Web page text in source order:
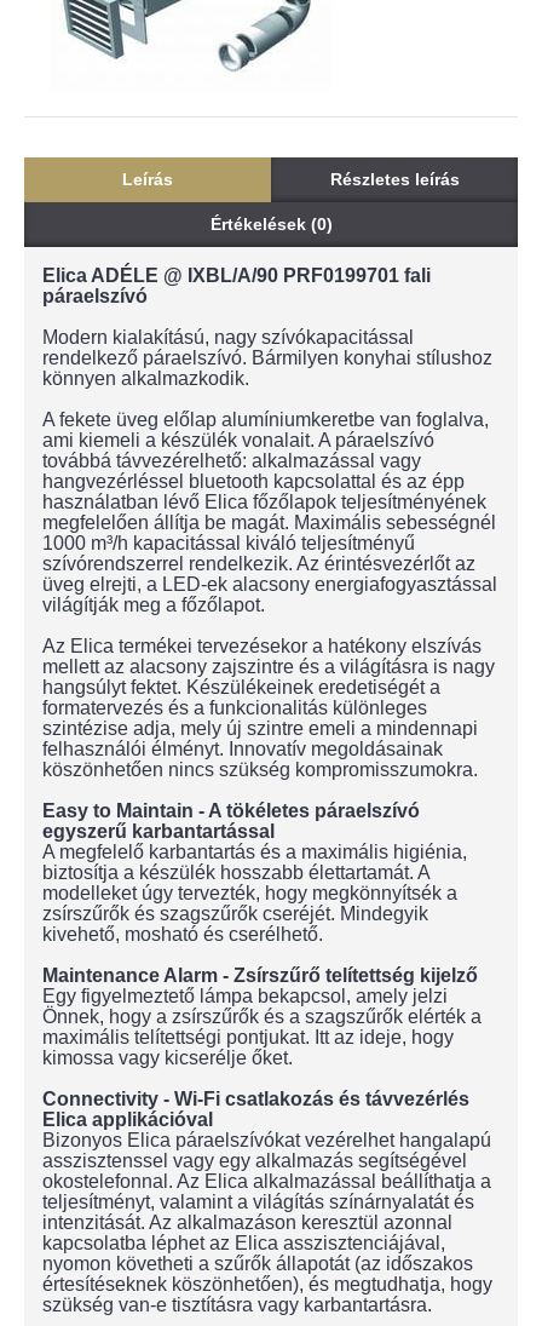
Leírás Részletes leírás
Értékelések (0)
Elica ADÉLE @ IXBL/A/90 PRF0199701 fali
páraelszívó
Modern kialakítású, nagy szívókapacitással
rendelkező páraelszívó. Bármilyen konyhai stílushoz
könnyen alkalmazkodik.
A fekete üveg előlap alumíniumkeretbe van foglalva,
ami kiemeli a készülék vonalait. A páraelszívó
továbbá távvezérelhető: alkalmazással vagy
hangvezérléssel bluetooth kapcsolattal és az épp
használatban lévő Elica főzőlapok teljesítményének
megfelelően állítja be magát. Maximális sebességnél
1000 m³/h kapacitással kiváló teljesítményű
szívórendszerrel rendelkezik. Az érintésvezérlőt az
üveg elrejti, a LED-ek alacsony energiafogyasztással
világítják meg a főzőlapot.
Az Elica termékei tervezésekor a hatékony elszívás
mellett az alacsony zajszintre és a világításra is nagy
hangsúlyt fektet. Készülékeinek eredetiségét a
formatervezés és a funkcionalitás különleges
szintézise adja, mely új szintre emeli a mindennapi
felhasználói élményt. Innovatív megoldásainak
köszönhetően nincs szükség kompromisszumokra.
Easy to Maintain - A tökéletes páraelszívó
egyszerű karbantartással
A megfelelő karbantartás és a maximális higiénia,
biztosítja a készülék hosszabb élettartamát. A
modelleket úgy tervezték, hogy megkönnyítsék a
zsírszűrők és szagszűrők cseréjét. Mindegyik
kivehető, mosható és cserélhető.
Maintenance Alarm - Zsírszűrő telítettség kijelző
Egy figyelmeztető lámpa bekapcsol, amely jelzi
Önnek, hogy a zsírszűrők és a szagszűrők elérték a
maximális telítettségi pontjukat. Itt az ideje, hogy
kimossa vagy kicserélje őket.
Connectivity - Wi-Fi csatlakozás és távvezérlés
Elica applikációval
Bizonyos Elica páraelszívókat vezérelhet hangalapú
asszisztenssel vagy egy alkalmazás segítségével
okostelefonnal. Az Elica alkalmazással beállíthatja a
teljesítményt, valamint a világítás színárnyalatát és
intenzitását. Az alkalmazáson keresztül azonnal
kapcsolatba léphet az Elica asszisztenciájával,
nyomon követheti a szűrők állapotát (az időszakos
értesítéseknek köszönhetően), és megtudhatja, hogy
szükség van-e tisztításra vagy karbantartásra.